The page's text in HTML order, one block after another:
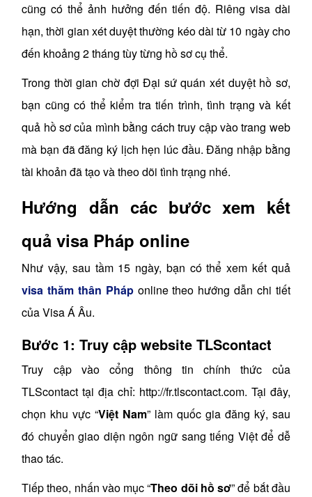
cũng có thể ảnh hưởng đến tiến độ. Riêng visa dài
hạn, thời gian xét duyệt thường kéo dài từ 10 ngày cho
đến khoảng 2 tháng tùy từng hồ sơ cụ thể.
Trong thời gian chờ đợi Đại sứ quán xét duyệt hồ sơ,
bạn cũng có thể kiểm tra tiến trình, tình trạng và kết
quả hồ sơ của mình bằng cách truy cập vào trang web
mà bạn đã đăng ký lịch hẹn lúc đầu. Đăng nhập bằng
tài khoản đã tạo và theo dõi tình trạng nhé.
Hướng dẫn các bước xem kết
quả visa Pháp online
Như vậy, sau tầm 15 ngày, bạn có thể xem kết quả
visa thăm thân Pháponline theo hướng dẫn chi tiết
của Visa Á Âu.
Bước 1: Truy cập website TLScontact
Truy cập vào cổng thông tin chính thức của
TLScontact tại địa chỉ: http://fr.tlscontact.com. Tại đây,
chọn khu vực “Việt Nam” làm quốc gia đăng ký, sau
đó chuyển giao diện ngôn ngữ sang tiếng Việt để dễ
thao tác.
Tiếp theo, nhấn vào mục “Theo dõi hồ sơ” để bắt đầu